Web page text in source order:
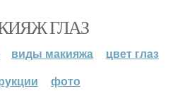
ГЛАЗ
виды макияжа
цвет глаз
фото